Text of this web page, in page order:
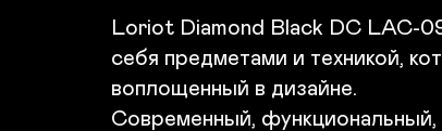
Loriot Diamond Black DC LAC-
себя предметами и техникой,
воплощенный в дизайне.
Современный, функциональный,